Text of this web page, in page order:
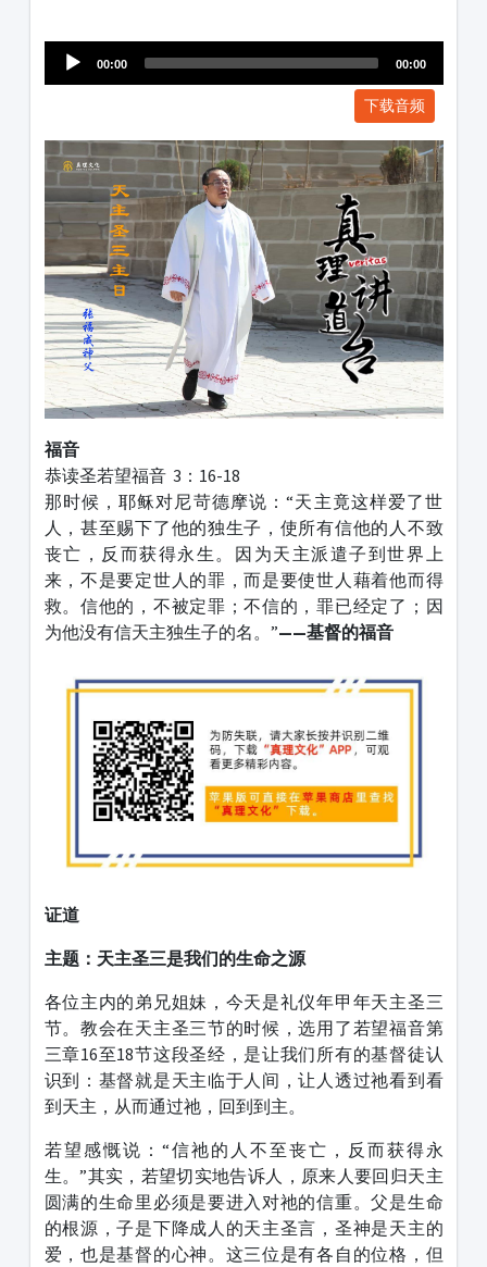
Player
00:00 00:00
下载音频
福音
恭读圣若望福音 3：16-18
那时候，耶稣对尼苛德摩说：“天主竟这样爱了世
人，甚至赐下了他的独生子，使所有信他的人不致
丧亡，反而获得永生。因为天主派遣子到世界上
来，不是要定世人的罪，而是要使世人藉着他而得
救。信他的，不被定罪；不信的，罪已经定了；因
为他没有信天主独生子的名。”——基督的福音
证道
主题：天主圣三是我们的生命之源
各位主内的弟兄姐妹，今天是礼仪年甲年天主圣三
节。教会在天主圣三节的时候，选用了若望福音第
三章16至18节这段圣经，是让我们所有的基督徒认
识到：基督就是天主临于人间，让人透过祂看到看
到天主，从而通过祂，回到到主。
若望感慨说：“信祂的人不至丧亡，反而获得永
生。”其实，若望切实地告诉人，原来人要回归天主
圆满的生命里必须是要进入对祂的信重。父是生命
的根源，子是下降成人的天主圣言，圣神是天主的
爱，也是基督的心神。这三位是有各自的位格，但